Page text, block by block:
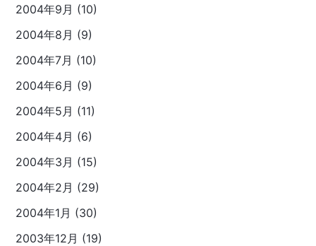
2004年9月 (10)
2004年8月 (9)
2004年7月 (10)
2004年6月 (9)
2004年5月 (11)
2004年4月 (6)
2004年3月 (15)
2004年2月 (29)
2004年1月 (30)
2003年12月 (19)